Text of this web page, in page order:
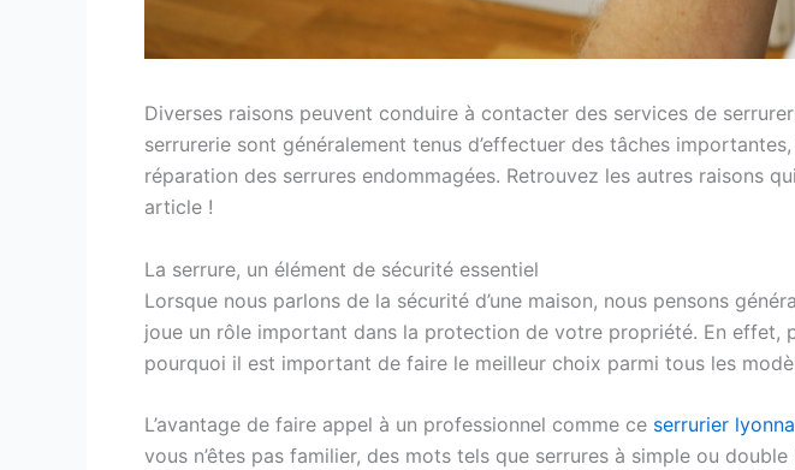
Diverses raisons peuvent conduire à contacter des services de
serrurerie sont généralement tenus d’effectuer des tâches
réparation des serrures endommagées. Retrouvez les autres raisons
article !
La serrure, un élément de sécurité essentiel
Lorsque nous parlons de la sécurité d’une maison, nous pensons
joue un rôle important dans la protection de votre propriété. En effet,
pourquoi il est important de faire le meilleur choix parmi tous les
L’avantage de faire appel à un professionnel comme ce serrurier
vous n’êtes pas familier, des mots tels que serrures à simple ou